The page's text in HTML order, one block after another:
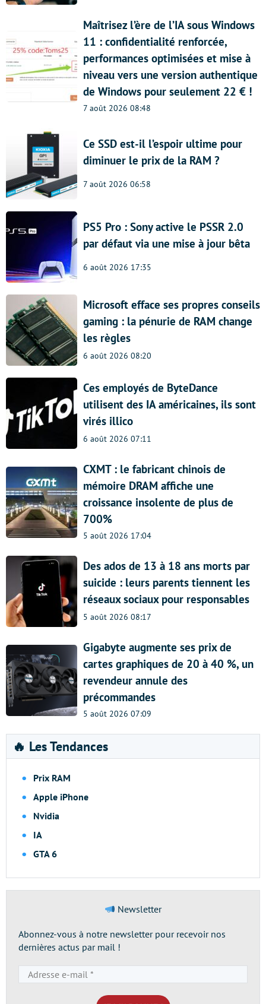
Maîtrisez l’ère de l’IA sous Windows
11 : confidentialité renforcée,
performances optimisées et mise à
niveau vers une version authentique
de Windows pour seulement 22 € !
7 août 2026 08:48
Ce SSD est-il l’espoir ultime pour
diminuer le prix de la RAM ?
7 août 2026 06:58
PS5 Pro : Sony active le PSSR 2.0
par défaut via une mise à jour bêta
6 août 2026 17:35
Microsoft efface ses propres conseils
gaming : la pénurie de RAM change
les règles
6 août 2026 08:20
Ces employés de ByteDance
utilisent des IA américaines, ils sont
virés illico
6 août 2026 07:11
CXMT : le fabricant chinois de
mémoire DRAM affiche une
croissance insolente de plus de
700%
5 août 2026 17:04
Des ados de 13 à 18 ans morts par
suicide : leurs parents tiennent les
réseaux sociaux pour responsables
5 août 2026 08:17
Gigabyte augmente ses prix de
cartes graphiques de 20 à 40 %, un
revendeur annule des
précommandes
5 août 2026 07:09
🔥 Les Tendances
Prix RAM
Apple iPhone
Nvidia
IA
GTA 6
Newsletter
Abonnez-vous à notre newsletter pour recevoir nos
dernières actus par mail !
e-
mail